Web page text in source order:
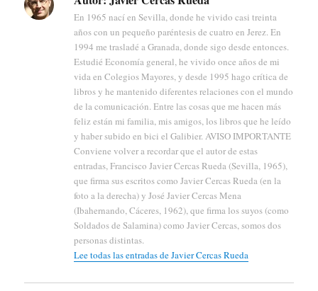
En 1965 nací en Sevilla, donde he vivido casi treinta
años con un pequeño paréntesis de cuatro en Jerez. En
1994 me trasladé a Granada, donde sigo desde entonces.
Estudié Economía general, he vivido once años de mi
vida en Colegios Mayores, y desde 1995 hago crítica de
libros y he mantenido diferentes relaciones con el mundo
de la comunicación. Entre las cosas que me hacen más
feliz están mi familia, mis amigos, los libros que he leído
y haber subido en bici el Galibier. AVISO IMPORTANTE
Conviene volver a recordar que el autor de estas
entradas, Francisco Javier Cercas Rueda (Sevilla, 1965),
que firma sus escritos como Javier Cercas Rueda (en la
foto a la derecha) y José Javier Cercas Mena
(Ibahernando, Cáceres, 1962), que firma los suyos (como
Soldados de Salamina) como Javier Cercas, somos dos
personas distintas.
Lee todas las entradas de Javier Cercas Rueda